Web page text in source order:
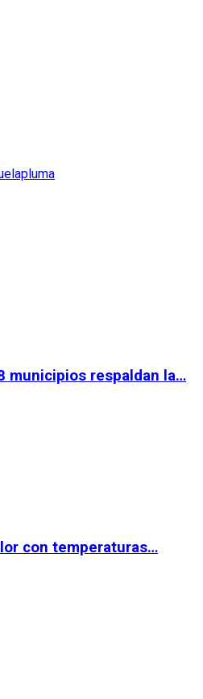
municipios respaldan la…
con temperaturas…